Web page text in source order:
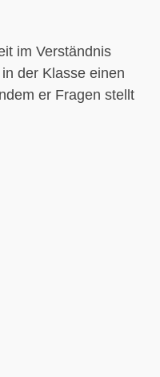
im Verständnis
der Klasse einen
er Fragen stellt